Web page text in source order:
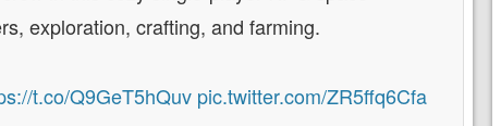
exploration, crafting, and farming.
t.co/Q9GeT5hQuv pic.twitter.com/ZR5ffq6Cfa